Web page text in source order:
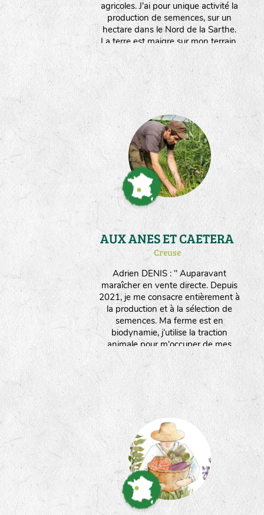
agricoles. J'ai pour unique activité la
production de semences, sur un
hectare dans le Nord de la Sarthe.
La terre est maigre sur mon terrain,
ce qui permet d'orienter
naturellement la rusticité des
souches de fleurs et de légumes qui
me sont confiées. J'ai expérimenté
dans mon parcours des techniques
permacoles et je suis sensible à la
Biodynamie; j'utilise aujourd'hui
l'approche Herody pour me guider
dans la fertilisation et le travail du
sol. Après avoir été salarié de
Germinance il y a une dizaine
d'années, je suis heureux de
contribuer encore à l'aventure par
des compétences que j'y ai acquises.
Adrien DENIS : " Auparavant
maraîcher en vente directe. Depuis
2021, je me consacre entièrement à
la production et à la sélection de
semences. Ma ferme est en
biodynamie, j'utilise la traction
animale pour m'occuper de mes
5000m² de jardins bocagers situés
en Creuse. Sur ma ferme, la
ressource en eau est limitée.Ce qui
m'oblige à réfléchir à des stratégies
d'économies d'eau,mais surtout à
adapter mes plantes au stress
hydrique."
AUX ANES ET CAETERA
Creuse